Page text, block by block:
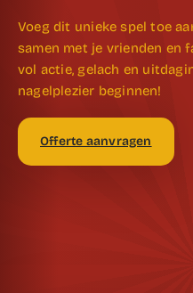
Voeg dit unieke spel toe
samen met je vrienden en
vol actie, gelach en
nagelplezier beginnen!
Offerte aanvragen